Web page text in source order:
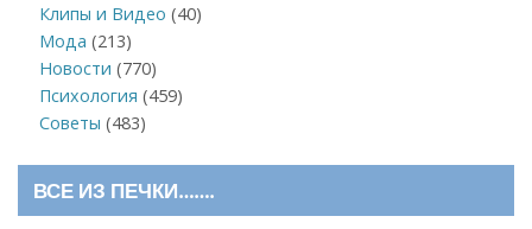
Клипы и Видео (40)
Мода (213)
Новости (770)
Психология (459)
Советы (483)
ВСЕ ИЗ ПЕЧКИ…….